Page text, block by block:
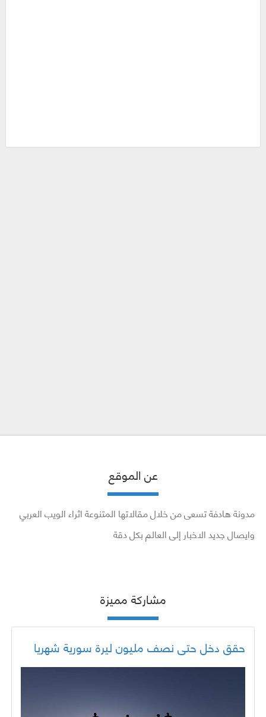
عن الموقع
مدونة هادفة تسعى من خلال مقالاتها المتنوعة اثراء الويب العربي
وايصال جديد الاخبار إلى العالم بكل دقة
مشاركة مميزة
حقق دخل حتى نصف مليون ليرة سورية شهريا